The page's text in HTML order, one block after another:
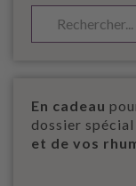
En cadeau
dossier
et de vos